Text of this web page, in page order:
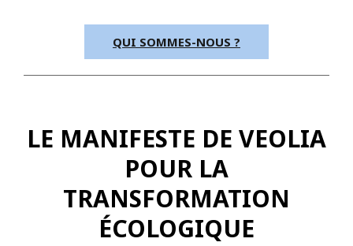
QUI SOMMES-NOUS ?
LE MANIFESTE DE VEOLIA
POUR LA
TRANSFORMATION
ÉCOLOGIQUE